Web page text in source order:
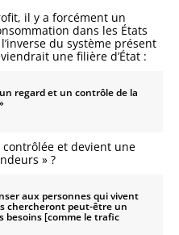
il y a forcément un
dans les États
du système présent
une filière d’État :
regard et un contrôle de la
et devient une
» ?
aux personnes qui vivent
chercheront peut-être un
besoins [comme le trafic